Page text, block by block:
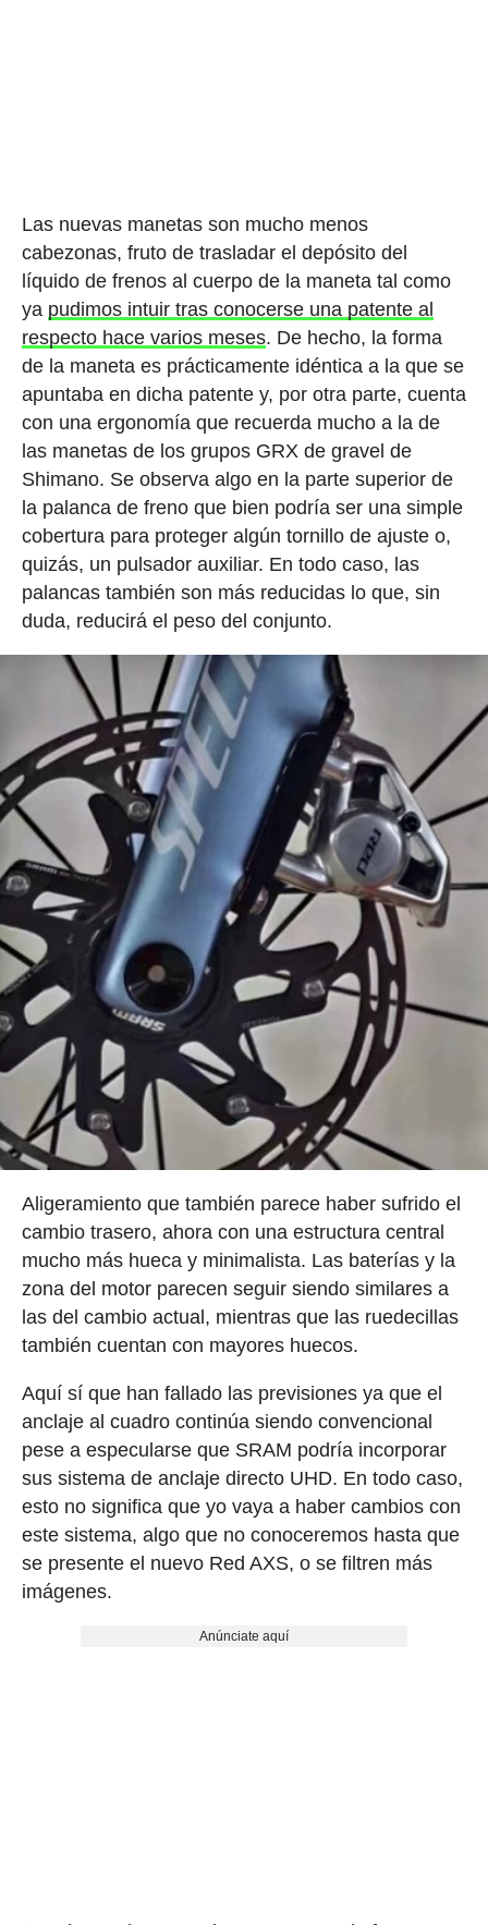
Las nuevas manetas son mucho menos
cabezonas, fruto de trasladar el depósito del
líquido de frenos al cuerpo de la maneta tal como
ya pudimos intuir tras conocerse una patente al
respecto hace varios meses. De hecho, la forma
de la maneta es prácticamente idéntica a la que se
apuntaba en dicha patente y, por otra parte, cuenta
con una ergonomía que recuerda mucho a la de
las manetas de los grupos GRX de gravel de
Shimano. Se observa algo en la parte superior de
la palanca de freno que bien podría ser una simple
cobertura para proteger algún tornillo de ajuste o,
quizás, un pulsador auxiliar. En todo caso, las
palancas también son más reducidas lo que, sin
duda, reducirá el peso del conjunto.
Aligeramiento que también parece haber sufrido el
cambio trasero, ahora con una estructura central
mucho más hueca y minimalista. Las baterías y la
zona del motor parecen seguir siendo similares a
las del cambio actual, mientras que las ruedecillas
también cuentan con mayores huecos.
Aquí sí que han fallado las previsiones ya que el
anclaje al cuadro continúa siendo convencional
pese a especularse que SRAM podría incorporar
sus sistema de anclaje directo UHD. En todo caso,
esto no significa que yo vaya a haber cambios con
este sistema, algo que no conoceremos hasta que
se presente el nuevo Red AXS, o se filtren más
imágenes.
Anúnciate aquí